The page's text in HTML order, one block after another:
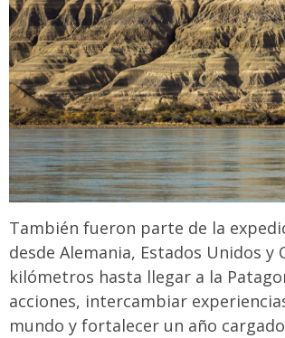
También fueron parte de la
desde Alemania, Estados Unidos
kilómetros hasta llegar a la
acciones, intercambiar
mundo y fortalecer un año